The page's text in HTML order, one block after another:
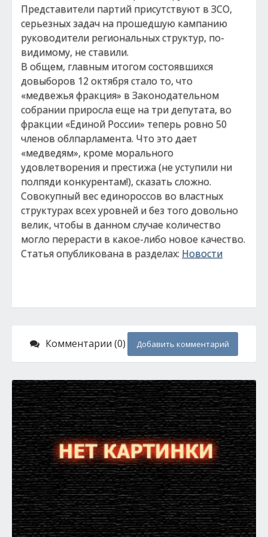
Представители партий присутствуют в ЗСО,
серьезных задач на прошедшую кампанию
руководители региональных структур, по-
видимому, не ставили.
В общем, главным итогом состоявшихся
довыборов 12 октября стало то, что
«медвежья фракция» в Законодательном
собрании приросла еще на три депутата, во
фракции «Единой России» теперь ровно 50
членов облпарламента. Что это дает
«медведям», кроме морального
удовлетворения и престижа (не уступили ни
полпяди конкурентам!), сказать сложно.
Совокупный вес единороссов во властных
структурах всех уровней и без того довольно
велик, чтобы в данном случае количество
могло перерасти в какое-либо новое качество.
Статья опубликована в разделах: Новости
Комментарии (0) Добавить комментарий